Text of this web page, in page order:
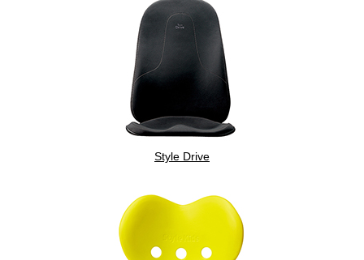
Style Drive